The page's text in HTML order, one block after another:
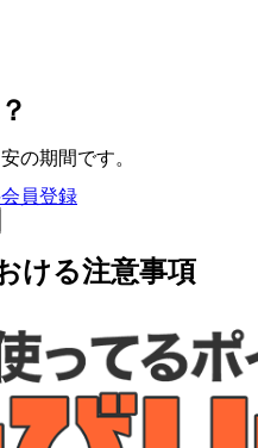
の期間です。
員登録
ける注意事項